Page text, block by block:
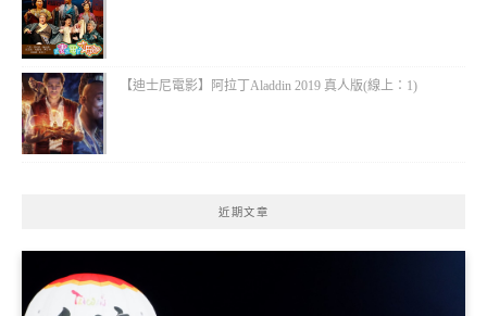
【迪士尼電影】阿拉丁Aladdin 2019 真人版(線上：1)
近期文章